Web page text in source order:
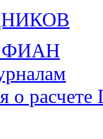
ФИАН
о